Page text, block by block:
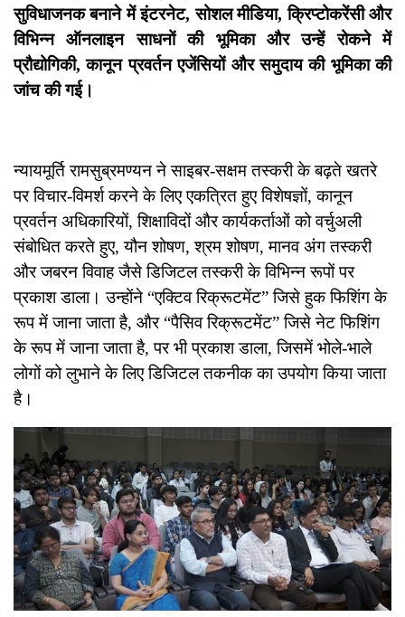
सुविधाजनक बनाने में इंटरनेट, सोशल मीडिया, क्रिप्टोकरेंसी और
विभिन्न ऑनलाइन साधनों की भूमिका और उन्हें रोकने में
प्रौद्योगिकी, कानून प्रवर्तन एजेंसियों और समुदाय की भूमिका की
जांच की गई।
न्यायमूर्ति रामसुब्रमण्यन ने साइबर-सक्षम तस्करी के बढ़ते खतरे
पर विचार-विमर्श करने के लिए एकत्रित हुए विशेषज्ञों, कानून
प्रवर्तन अधिकारियों, शिक्षाविदों और कार्यकर्ताओं को वर्चुअली
संबोधित करते हुए, यौन शोषण, श्रम शोषण, मानव अंग तस्करी
और जबरन विवाह जैसे डिजिटल तस्करी के विभिन्न रूपों पर
प्रकाश डाला। उन्होंने “एक्टिव रिक्रूटमेंट” जिसे हुक फिशिंग के
रूप में जाना जाता है, और “पैसिव रिक्रूटमेंट” जिसे नेट फिशिंग
के रूप में जाना जाता है, पर भी प्रकाश डाला, जिसमें भोले-भाले
लोगों को लुभाने के लिए डिजिटल तकनीक का उपयोग किया जाता
है।